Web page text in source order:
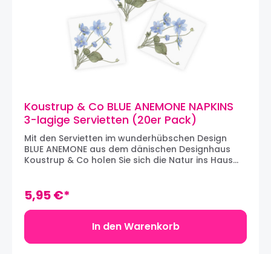
Koustrup & Co BLUE ANEMONE NAPKINS
3-lagige Servietten (20er Pack)
Mit den Servietten im wunderhübschen Design
BLUE ANEMONE aus dem dänischen Designhaus
Koustrup & Co holen Sie sich die Natur ins Haus
zauberhaften blauen Anemonen von Marianne
Scheel illustriert. Die dreilagigen Papier-Servietten
sind nicht nur zweckmäßig, sondern stellen eine
Bereicherung für jede Tischdekoration dar. Jede
Packung enthält 20 Servietten, die jeweils 33 x 33
cm messen. Die Servietten von Koustrup & Co
5,95 €*
In den Warenkorb